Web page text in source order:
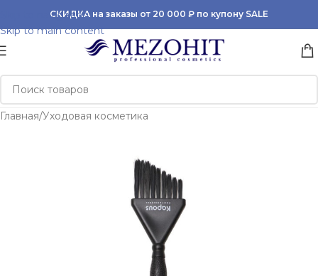
Skip to navigation
Skip to main content
СКИДКА на заказы от 20 000 ₽ по купону SALE
Главная/Уходовая косметика